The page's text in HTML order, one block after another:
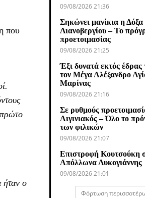
που
ήταν ο
09/08/2026 21:36
Σηκώνει μανίκια η Δόξα
Λιανοβεργίου – Το
προετοιμασίας
09/08/2026 21:25
Έξι δυνατά εκτός έδρας
τον Μέγα Αλέξανδρο
Μαρίνας
09/08/2026 21:16
Σε ρυθμούς
Αιγινιακός – Όλο το
των φιλικών
09/08/2026 21:07
Επιστροφή Κουτσούκη
Απόλλωνα Λυκογιάννης
09/08/2026 21:01
Φόρτωση